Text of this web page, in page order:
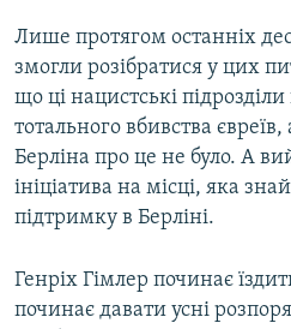
Лише протягом останніх
змогли розібратися у цих
що ці нацистські
тотального вбивства
Берліна про це не було. А
ініціатива на місці, яка
підтримку в Берліні.
Генріх Гімлер починає
починає давати усні